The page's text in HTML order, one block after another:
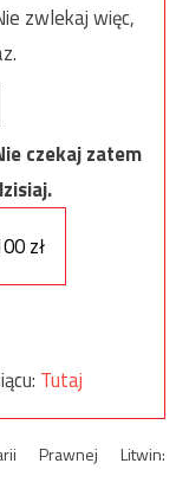
zwlekaj więc,
czekaj zatem
zł
Tutaj
Prawnej Litwin: